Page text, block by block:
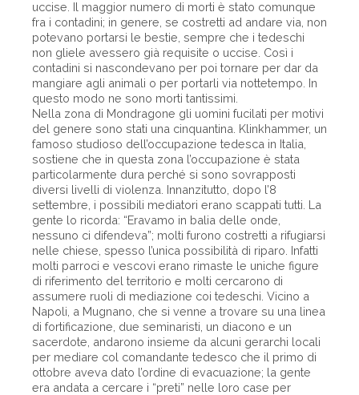
uccise. Il maggior numero di morti è stato comunque
fra i contadini; in genere, se costretti ad andare via, non
potevano portarsi le bestie, sempre che i tedeschi
non gliele avessero già requisite o uccise. Così i
contadini si nascondevano per poi tornare per dar da
mangiare agli animali o per portarli via nottetempo. In
questo modo ne sono morti tantissimi.
Nella zona di Mondragone gli uomini fucilati per motivi
del genere sono stati una cinquantina. Klinkhammer, un
famoso studioso dell’occupazione tedesca in Italia,
sostiene che in questa zona l’occupazione è stata
particolarmente dura perché si sono sovrapposti
diversi livelli di violenza. Innanzitutto, dopo l’8
settembre, i possibili mediatori erano scappati tutti. La
gente lo ricorda: “Eravamo in balia delle onde,
nessuno ci difendeva”; molti furono costretti a rifugiarsi
nelle chiese, spesso l’unica possibilità di riparo. Infatti
molti parroci e vescovi erano rimaste le uniche figure
di riferimento del territorio e molti cercarono di
assumere ruoli di mediazione coi tedeschi. Vicino a
Napoli, a Mugnano, che si venne a trovare su una linea
di fortificazione, due seminaristi, un diacono e un
sacerdote, andarono insieme da alcuni gerarchi locali
per mediare col comandante tedesco che il primo di
ottobre aveva dato l’ordine di evacuazione; la gente
era andata a cercare i “preti” nelle loro case per